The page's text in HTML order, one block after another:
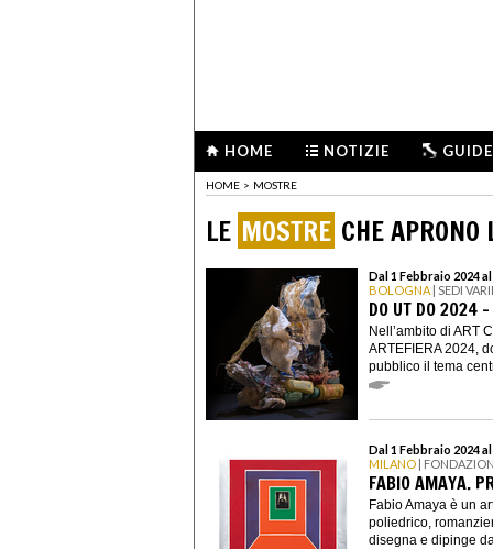
HOME NOTIZIE GUIDE
HOME > MOSTRE
LE MOSTRE CHE
Dal 1 Febbraio 2024
BOLOGNA | SEDI
DO UT DO 2024
Nell’ambito di ART
ARTEFIERA 2024,
pubblico il tema
Dal 1 Febbraio 2024
MILANO |
FABIO AMAYA.
Fabio Amaya è un
poliedrico,
disegna e dipinge